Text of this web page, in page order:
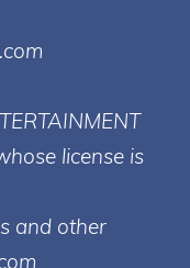
license is
and other